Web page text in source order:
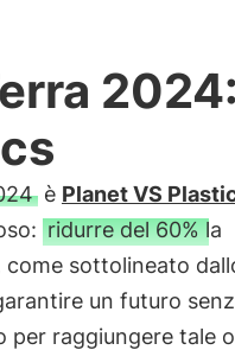
2024:
è Planet VS
ridurre del 60% la
come sottolineato
un futuro
per raggiungere tale